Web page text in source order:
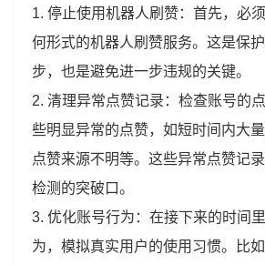
1. 停止使用机器人刷赞：首先，必
何形式的机器人刷赞服务。这是保
步，也是避免进一步违规的关键。
2. 清理异常点赞记录：检查账号的
些明显异常的点赞，如短时间内大量
点赞来源不明等。这些异常点赞记
检测的突破口。
3. 优化账号行为：在接下来的时间
为，模拟真实用户的使用习惯。比